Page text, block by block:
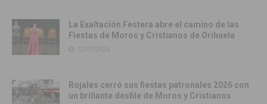
La Exaltación Festera abre el camino de las
Fiestas de Moros y Cristianos de Orihuela
12/07/2026
Rojales cerró sus fiestas patronales 2026 con
un brillante desfile de Moros y Cristianos